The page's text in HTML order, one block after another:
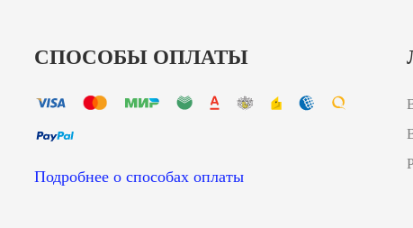
СПОСОБЫ ОПЛАТЫ
Подробнее о способах оплаты